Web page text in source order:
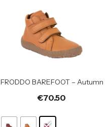
FRODDO BAREFOOT – Autumn
€70.50